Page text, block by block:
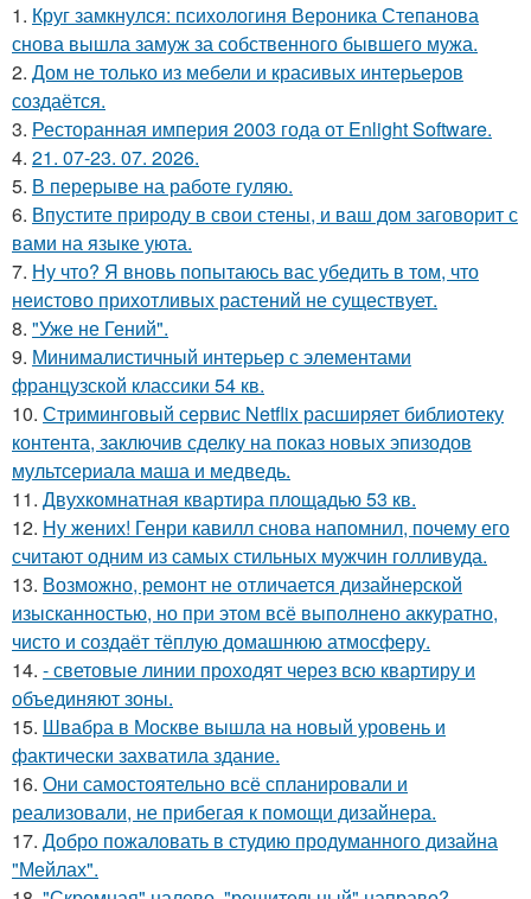
1. Круг замкнулся: психологиня Вероника Степанова
снова вышла замуж за собственного бывшего мужа.
2. Дом не только из мебели и красивых интерьеров
создаётся.
3. Ресторанная империя 2003 года от Enlight Software.
4. 21. 07-23. 07. 2026.
5. В перерыве на работе гуляю.
6. Впустите природу в свои стены, и ваш дом заговорит с
вами на языке уюта.
7. Ну что? Я вновь попытаюсь вас убедить в том, что
неистово прихотливых растений не существует.
8. "Уже не Гений".
9. Минималистичный интерьер с элементами
французской классики 54 кв.
10. Стриминговый сервис Netflix расширяет библиотеку
контента, заключив сделку на показ новых эпизодов
мультсериала маша и медведь.
11. Двухкомнатная квартира площадью 53 кв.
12. Ну жених! Генри кавилл снова напомнил, почему его
считают одним из самых стильных мужчин голливуда.
13. Возможно, ремонт не отличается дизайнерской
изысканностью, но при этом всё выполнено аккуратно,
чисто и создаёт тёплую домашнюю атмосферу.
14. - световые линии проходят через всю квартиру и
объединяют зоны.
15. Швабра в Москве вышла на новый уровень и
фактически захватила здание.
16. Они самостоятельно всё спланировали и
реализовали, не прибегая к помощи дизайнера.
17. Добро пожаловать в студию продуманного дизайна
"Мейлах".